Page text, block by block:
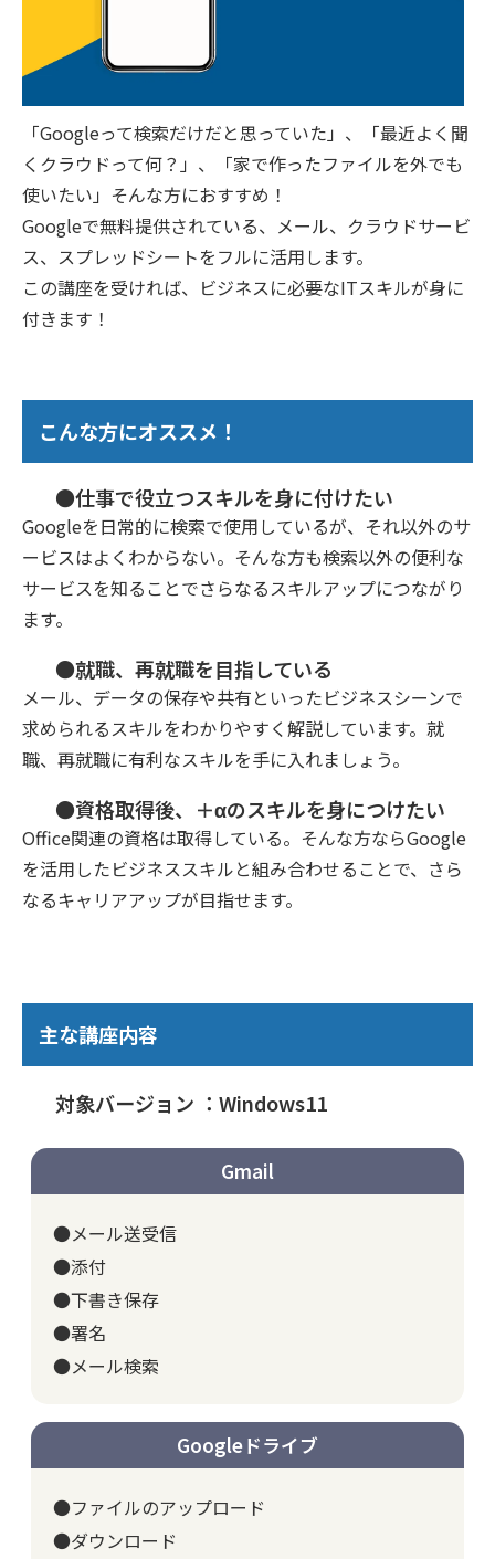
「Googleって検索だけだと思っていた」、「最近よく聞
くクラウドって何？」、「家で作ったファイルを外でも
使いたい」そんな方におすすめ！
Googleで無料提供されている、メール、クラウドサービ
ス、スプレッドシートをフルに活用します。
この講座を受ければ、ビジネスに必要なITスキルが身に
付きます！
こんな方にオススメ！
●仕事で役立つスキルを身に付けたい
Googleを日常的に検索で使用しているが、それ以外のサ
ービスはよくわからない。そんな方も検索以外の便利な
サービスを知ることでさらなるスキルアップにつながり
ます。
●就職、再就職を目指している
メール、データの保存や共有といったビジネスシーンで
求められるスキルをわかりやすく解説しています。就
職、再就職に有利なスキルを手に入れましょう。
●資格取得後、＋αのスキルを身につけたい
Office関連の資格は取得している。そんな方ならGoogle
を活用したビジネススキルと組み合わせることで、さら
なるキャリアアップが目指せます。
主な講座内容
対象バージョン ：Windows11
Gmail
●メール送受信
●添付
●下書き保存
●署名
●メール検索
Googleドライブ
●ファイルのアップロード
●ダウンロード